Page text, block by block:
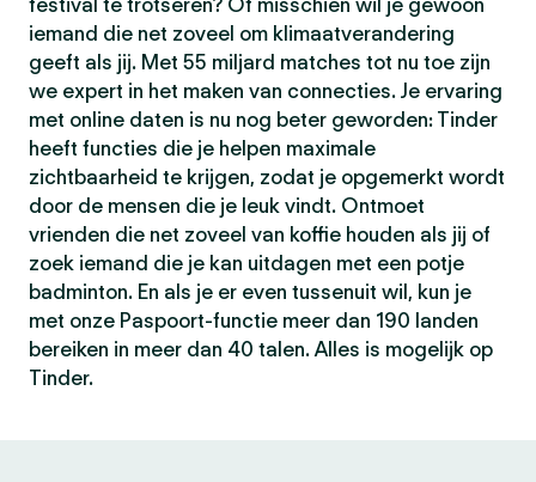
festival te trotseren? Of misschien wil je gewoon
iemand die net zoveel om klimaatverandering
geeft als jij. Met 55 miljard matches tot nu toe zijn
we expert in het maken van connecties. Je ervaring
met online daten is nu nog beter geworden: Tinder
heeft functies die je helpen maximale
zichtbaarheid te krijgen, zodat je opgemerkt wordt
door de mensen die je leuk vindt. Ontmoet
vrienden die net zoveel van koffie houden als jij of
zoek iemand die je kan uitdagen met een potje
badminton. En als je er even tussenuit wil, kun je
met onze Paspoort-functie meer dan 190 landen
bereiken in meer dan 40 talen. Alles is mogelijk op
Tinder.